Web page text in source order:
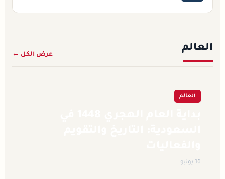
العالم
عرض الكل ←
العالم
16 يونيو